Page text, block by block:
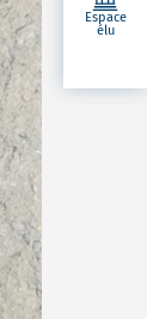
Espace
élu